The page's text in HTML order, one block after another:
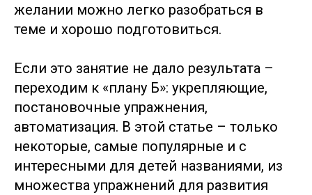
желании можно легко разобраться в
теме и хорошо подготовиться.
Если это занятие не дало результата –
переходим к «плану Б»: укрепляющие,
постановочные упражнения,
автоматизация. В этой статье – только
некоторые, самые популярные и с
интересными для детей названиями, из
множества упражнений для развития